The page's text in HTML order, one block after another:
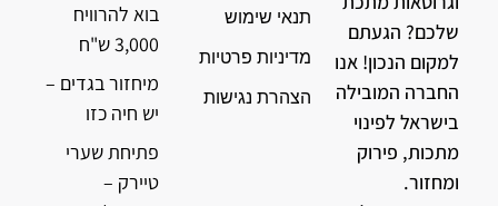
שלכם? הגעתם
למקום הנכון! אנו
החברה המובילה
בישראל לפינוי
מתכות, פירוק
ומחזור.
תנאי שימוש
מדיניות פרטיות
הצהרת נגישות
בוא להרוויח
3,000 ש"ח
מיחזור בגדים –
יש חיה כזו
פתיחת שערי
טיירק –